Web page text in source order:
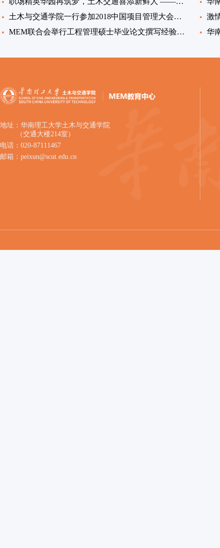
土木与交通学院一行参加2018中国项目管理大会暨中国特色与跨文化项目管理国际论坛
MEM联合会举行工程管理硕士毕业论文撰写经验交流会
华
地址：华南理工大学土木与交通学院
（交通大楼214室）
电话：020-87111467
邮箱：peixun@scut.edu.cn